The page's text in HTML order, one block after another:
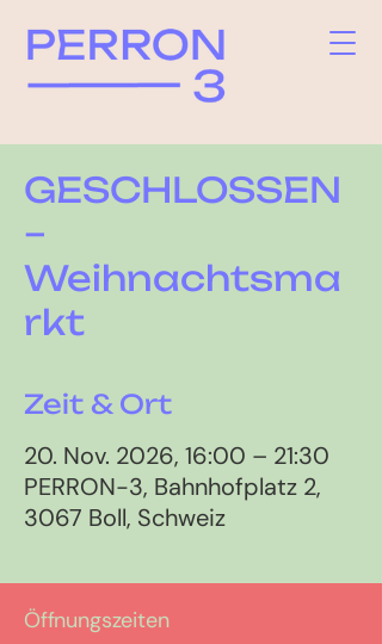
GESCHLOSSEN
–
Weihnachtsma
rkt
Zeit & Ort
20. Nov. 2026, 16:00 – 21:30
PERRON-3, Bahnhofplatz 2,
3067 Boll, Schweiz
Öffnungszeiten